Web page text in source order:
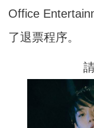
Office
了退票程序。